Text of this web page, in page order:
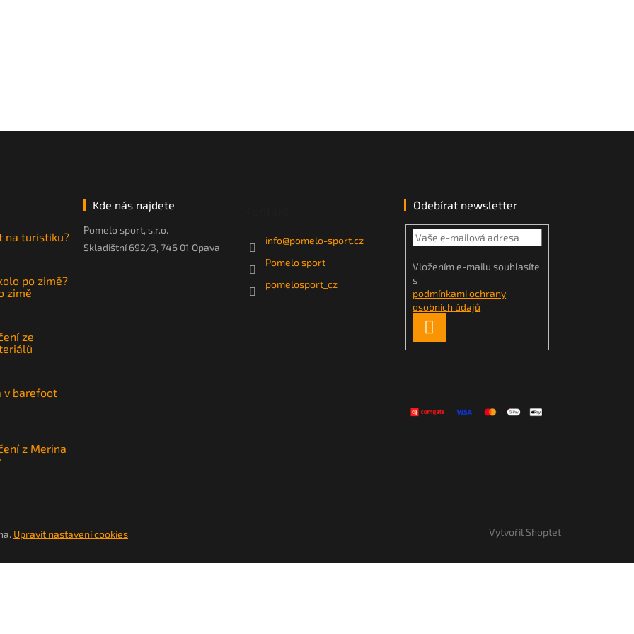
na turistiku?
po zimě?
zimě
ze
v barefoot
z Merina
Kde nás najdete
Pomelo sport, s.r.o.
Skladištní 692/3, 746 01 Opava
info@pomelo-sport.cz
Pomelo sport
pomelosport_cz
Odebírat newsletter
Vložením e-mailu souhlasíte
s
podmínkami ochrany
osobních údajů
SE
Vytvořil Shoptet
Upravit nastavení cookies